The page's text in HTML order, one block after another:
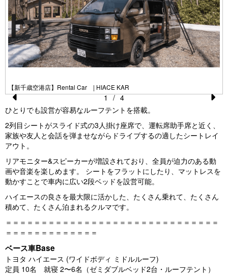
Pr
e
vi
o
u
s
【新千歳空港店】Rental Car | HIACE KAR
e
xt
1 / 4
ひとりでも設営が容易なルーフテントを搭載。
2列目シートがスライド式の3人掛け座席で、運転席助手席と近く、
家族や友人と会話を弾ませながらドライブするの適したシートレイ
アウト。
リアモニター&スピーカーが増設されており、全員が迫力のある動
画や音楽を楽しめます。 シートをフラットにしたり、マットレスを
動かすことで車内に広い2段ベッドを設営可能。
ハイエースの良さを最大限に活かした、たくさん乗れて、たくさん
積めて、たくさん泊まれるクルマです。
＝＝＝＝＝＝＝＝＝＝＝＝＝＝＝＝＝＝＝＝＝＝＝＝＝＝＝＝＝＝
＝＝＝＝＝＝＝＝＝＝＝＝＝
ベース車Base
トヨタ ハイエース (ワイドボディ ミドルルーフ)
定員 10名 就寝 2〜6名（ゼミダブルベッド2台・ルーフテント）